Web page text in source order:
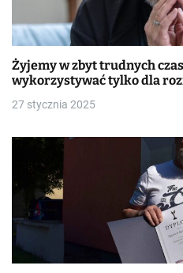
Żyjemy w zbyt trudnych
wykorzystywać tylko dla
27 stycznia 2025